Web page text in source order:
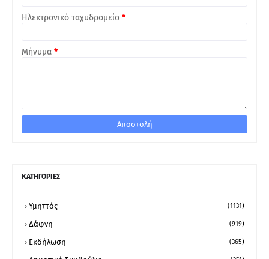
Ηλεκτρονικό ταχυδρομείο *
Μήνυμα *
ΚΑΤΗΓΟΡΙΕΣ
Υμηττός (1131)
Δάφνη (919)
Εκδήλωση (365)